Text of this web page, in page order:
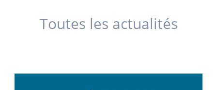
Toutes les actualités